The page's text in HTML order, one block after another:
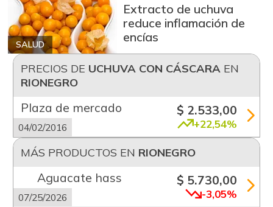
SALUD
Extracto de uchuva
reduce inflamación de
encías
PRECIOS DE UCHUVA CON CÁSCARAEN
RIONEGRO
Plaza de mercado
04/02/2016
$ 2.533,00
+22,54%
MÁS PRODUCTOS EN RIONEGRO
Aguacate hass
07/25/2026
$ 5.730,00
-3,05%